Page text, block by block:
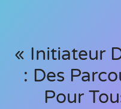
« Initiateur
: Des
Pour